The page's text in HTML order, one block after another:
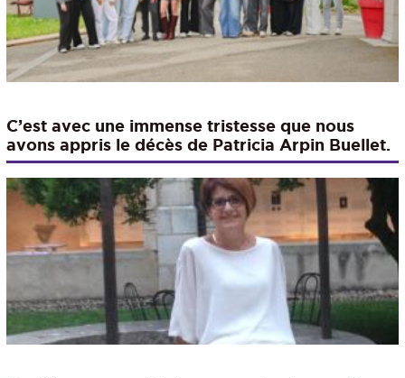
C’est avec une immense tristesse que nous
avons appris le décès de Patricia Arpin Buellet.